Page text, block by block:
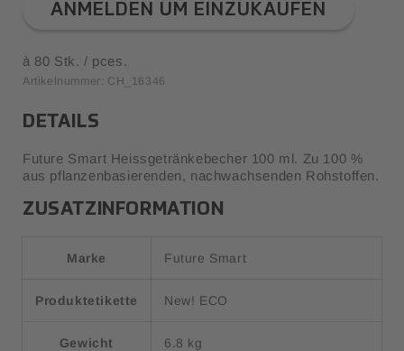
ANMELDEN UM EINZUKAUFEN
à 80 Stk. / pces.
Artikelnummer: CH_16346
DETAILS
Future Smart Heissgetränkebecher 100 ml. Zu 100 %
aus pflanzenbasierenden, nachwachsenden Rohstoffen.
ZUSATZINFORMATION
Marke Future Smart
Produktetikette New! ECO
Gewicht 6.8 kg